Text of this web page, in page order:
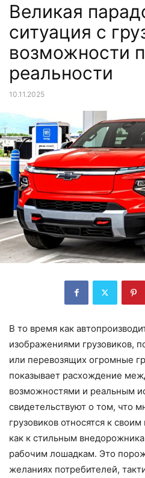
Великая
ситуация с
возможности
реальности
10.11.2025
В то время как
изображениями грузовиков,
или перевозящих огромные
показывает расхождение
возможностями и реальным
свидетельствуют о том, что
грузовиков относятся к
как к стильным
рабочим лошадкам. Это
желаниях потребителей,